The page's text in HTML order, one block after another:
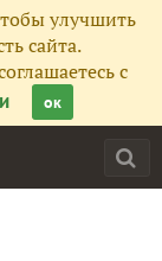
улучшить
сайта.
с
ок